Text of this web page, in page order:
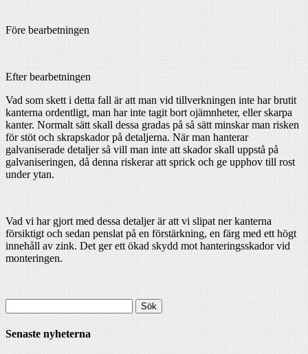
Före bearbetningen
Efter bearbetningen
Vad som skett i detta fall är att man vid tillverkningen inte har brutit
kanterna ordentligt, man har inte tagit bort ojämnheter, eller skarpa
kanter. Normalt sätt skall dessa gradas på så sätt minskar man risken
för stöt och skrapskador på detaljerna. När man hanterar
galvaniserade detaljer så vill man inte att skador skall uppstå på
galvaniseringen, då denna riskerar att sprick och ge upphov till rost
under ytan.
Vad vi har gjort med dessa detaljer är att vi slipat ner kanterna
försiktigt och sedan penslat på en förstärkning, en färg med ett högt
innehåll av zink. Det ger ett ökad skydd mot hanteringsskador vid
monteringen.
efter:
Senaste nyheterna